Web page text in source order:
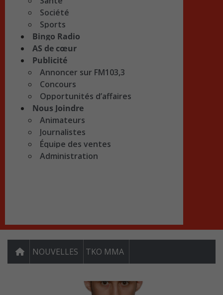
Société
Sports
Bingo Radio
AS de cœur
Publicité
Annoncer sur FM103,3
Concours
Opportunités d’affaires
Nous Joindre
Animateurs
Journalistes
Équipe des ventes
Administration
NOUVELLES TKO MMA